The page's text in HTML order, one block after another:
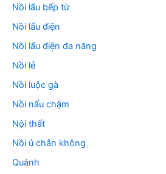
Nồi lẩu bếp từ
Nồi lẩu điện
Nồi lẩu điện đa năng
Nồi lẻ
Nồi luộc gà
Nồi nấu chậm
Nội thất
Nồi ủ chân không
Quánh